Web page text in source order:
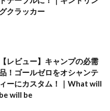
グクラッカー
【レビュー】キャンプの必需
！ゴールゼロをオシャンテ
ィーにカスタム！｜What will
be will be